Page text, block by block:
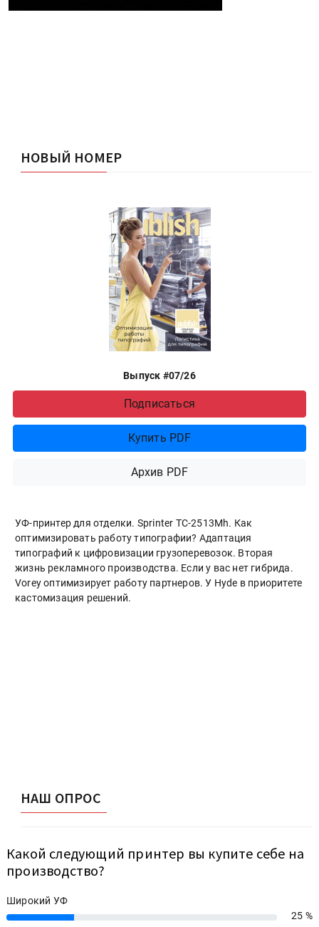
НОВЫЙ НОМЕР
Выпуск #07/26
Подписаться
Купить PDF
Архив PDF
УФ-принтер для отделки. Sprinter ТС-2513Mh. Как
оптимизировать работу типографии? Адаптация
типографий к цифровизации грузоперевозок. Вторая
жизнь рекламного производства. Если у вас нет гибрида.
Vorey оптимизирует работу партнеров. У Hyde в приоритете
кастомизация решений.
НАШ ОПРОС
Какой следующий принтер вы купите себе на
производство?
Широкий УФ
25%
25 %